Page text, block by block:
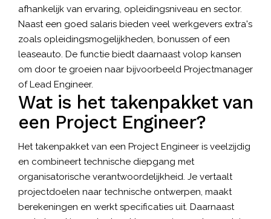
afhankelijk van ervaring, opleidingsniveau en sector.
Naast een goed salaris bieden veel werkgevers extra's
zoals opleidingsmogelijkheden, bonussen of een
leaseauto. De functie biedt daarnaast volop kansen
om door te groeien naar bijvoorbeeld Projectmanager
of Lead Engineer.
Wat is het takenpakket van
een Project Engineer?
Het takenpakket van een Project Engineer is veelzijdig
en combineert technische diepgang met
organisatorische verantwoordelijkheid. Je vertaalt
projectdoelen naar technische ontwerpen, maakt
berekeningen en werkt specificaties uit. Daarnaast